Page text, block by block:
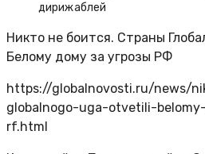
дирижаблей
Никто не боится. Страны
Белому дому за угрозы РФ
https://globalnovosti.ru/news/
globalnogo-uga-otvetili-
rf.html